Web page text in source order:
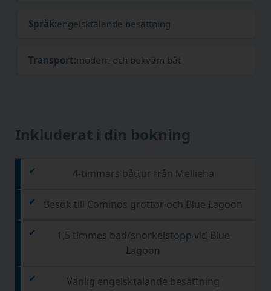
Språk:engelsktalande besättning
Transport:modern och bekväm båt
Inkluderat i din bokning
4-timmars båttur från Mellieha
Besök till Cominos grottor och Blue Lagoon
1,5 timmes bad/snorkelstopp vid Blue
Lagoon
Vänlig engelsktalande besättning